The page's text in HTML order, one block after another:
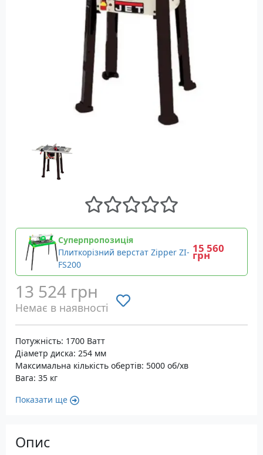
Суперпропозиція
Плиткорізний верстат Zipper ZI-
FS200
15 560
грн
13 524 грн
Немає в наявності
Потужність: 1700 Ватт
Діаметр диска: 254 мм
Максимальна кількість обертів: 5000 об/хв
Вага: 35 кг
Показати ще
Опис